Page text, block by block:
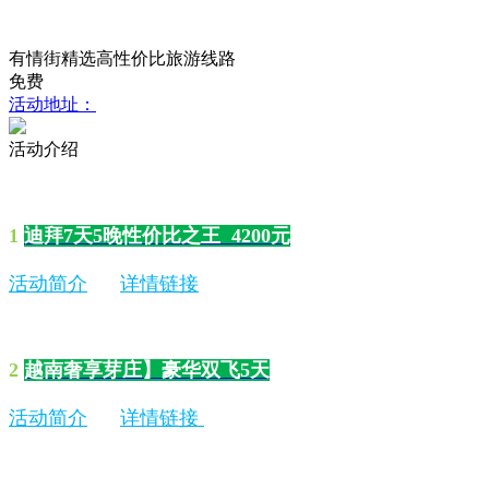
有情街精选高性价比旅游线路
免费
活动地址：
活动介绍
1 迪拜7天5晚性价比之王 4200元
活动简介 详情链接
2 越南奢享芽庄】豪华双飞5天
活动简介 详情链接